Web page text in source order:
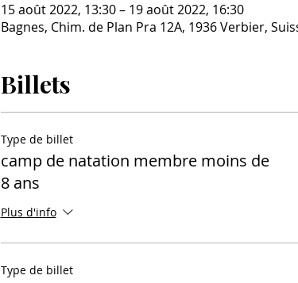
15 août 2022, 13:30 – 19 août 2022, 16:30
Bagnes, Chim. de Plan Pra 12A, 1936 Verbier,
Billets
Type de billet
camp de natation membre moins de
8 ans
Plus d'info
Type de billet